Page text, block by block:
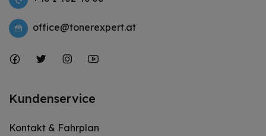
office@tonerexpert.at
Kundenservice
Kontakt & Fahrplan